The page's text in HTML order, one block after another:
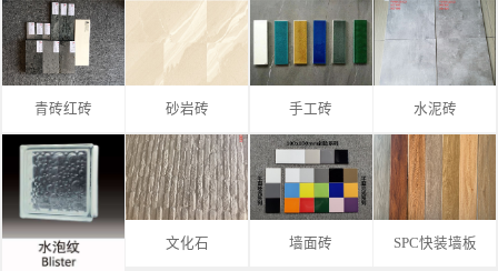
青砖红砖 砂岩砖 手工砖 水泥砖
文化石 墙面砖 SPC快装墙板